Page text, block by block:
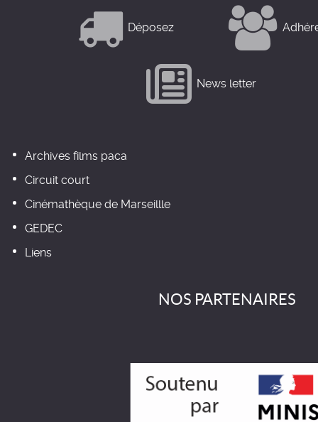
Déposez
News letter
Archives films paca
Circuit court
Cinémathèque de Marseillle
GEDEC
Liens
NOS PARTENAIRES